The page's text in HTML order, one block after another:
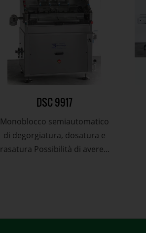
DSC 9917
Monoblocco semiautomatico
di degorgiatura, dosatura e
rasatura Possibilità di avere...